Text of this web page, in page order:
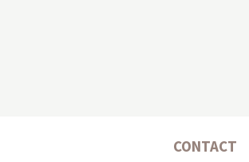
CONTACT